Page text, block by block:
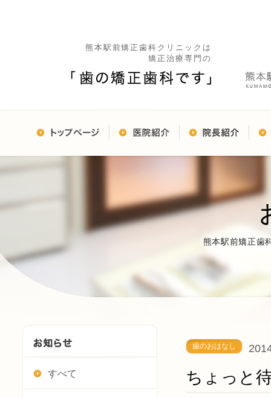
熊本駅前矯正歯科クリニックは
矯正治療専門の
熊本駅前矯正歯
すべて
歯のおはなし
ちょっと